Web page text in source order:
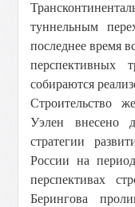
туннельным
последнее время
перспективных
собираются
Строительство
Уэлен внесено
стратегии
России на
перспективах
Берингова